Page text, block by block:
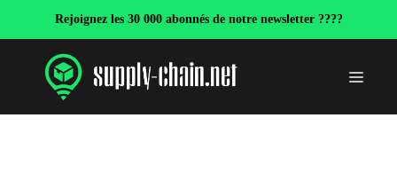
Rejoignez les 30 000 abonnés de notre newsletter ????
Menu